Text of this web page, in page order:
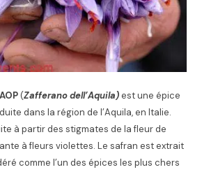
(Zafferano dell’Aquila)est une épice
dans la région de l’Aquila, en Italie.
à partir des stigmates de la fleur de
à fleurs violettes. Le safran est extrait
comme l’un des épices les plus chers